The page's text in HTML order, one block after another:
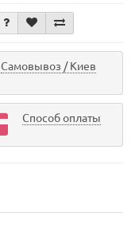
Самовывоз / Киев
Способ оплаты